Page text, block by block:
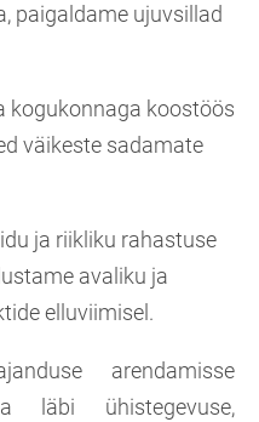
paigaldame ujuvsillad
kogukonnaga koostöös
väikeste sadamate
ja riikliku rahastuse
avaliku ja
elluviimisel.
arendamisse
läbi ühistegevuse,